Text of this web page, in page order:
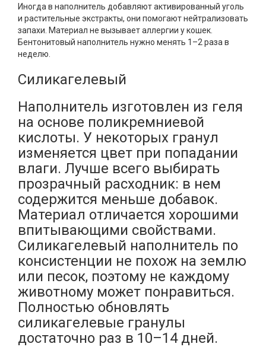
Иногда в наполнитель добавляют активированный уголь
и растительные экстракты, они помогают нейтрализовать
запахи. Материал не вызывает аллергии у кошек.
Бентонитовый наполнитель нужно менять 1–2 раза в
неделю.
Силикагелевый
Наполнитель изготовлен из геля
на основе поликремниевой
кислоты. У некоторых гранул
изменяется цвет при попадании
влаги. Лучше всего выбирать
прозрачный расходник: в нем
содержится меньше добавок.
Материал отличается хорошими
впитывающими свойствами.
Силикагелевый наполнитель по
консистенции не похож на землю
или песок, поэтому не каждому
животному может понравиться.
Полностью обновлять
силикагелевые гранулы
достаточно раз в 10–14 дней.